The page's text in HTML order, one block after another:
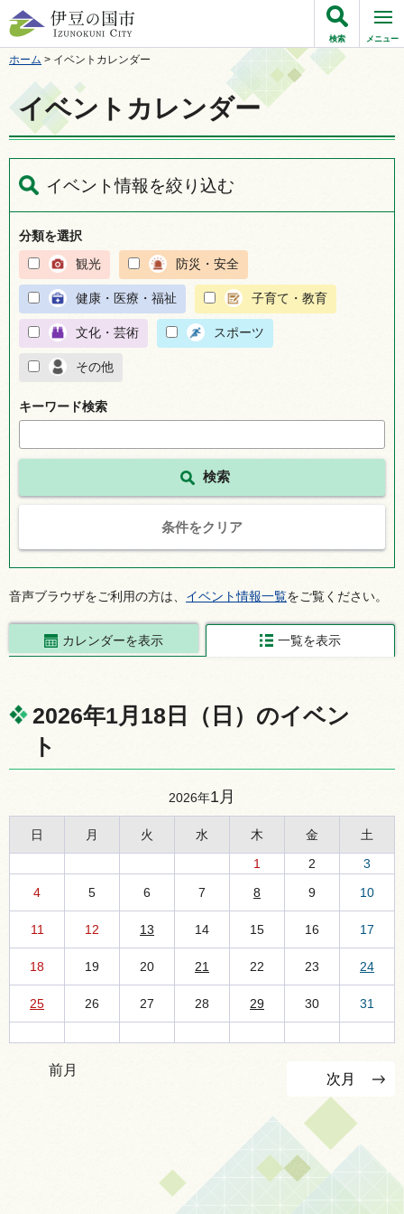
伊豆の国市
検索 メニュー
ホーム > イベントカレンダー
イベントカレンダー
イベント情報を絞り込む
分類を選択
観光
防災・安全
健康・医療・福祉 子育て・教育
文化・芸術 スポーツ
その他
キーワード検索
条件をクリア
音声ブラウザをご利用の方は、 イベント情報一覧をご覧ください。
カレンダーを表示 一覧を表示
2026年1月18日（日）のイベン
ト
2026年1月
日 月 火 水 木 金
土
1
2
3
4
5 6 7 8 9 10
11 12 13 14 15 16 17
18 19 20 21 22 23 24
25 26 27 28 29 30 31
前月
次月